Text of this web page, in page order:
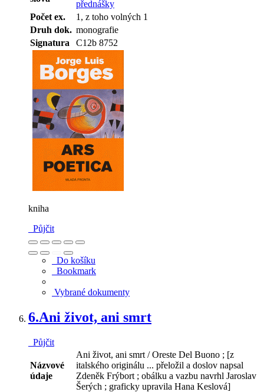
přednášky
Počet ex.
1, z toho volných 1
Druh dok. monografie
Signatura
C12b 8752
kniha
Půjčit
Do košíku
Bookmark
Vybrané dokumenty
6.Ani život, ani smrt
Půjčit
Názvové
údaje
Ani život, ani smrt / Oreste Del Buono ; [z
italského originálu ... přeložil a doslov napsal
Zdeněk Frýbort ; obálku a vazbu navrhl Jaroslav
Šerých ; graficky upravila Hana Keslová]